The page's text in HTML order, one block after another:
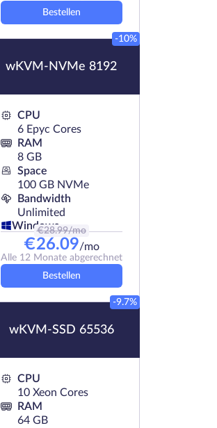
Bestellen
wKVM-NVMe 8192
-10%
CPU
6 Epyc Cores
RAM
8 GB
Space
100 GB NVMe
Bandwidth
Unlimited
Windows
€28.99/mo
€26.09/mo
Alle 12 Monate abgerechnet
Bestellen
wKVM-SSD 65536
-9.7%
CPU
10 Xeon Cores
RAM
64 GB